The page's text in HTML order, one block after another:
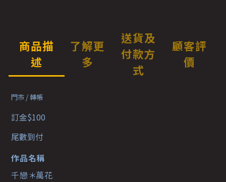
商品描
述
了解更
多
送貨及
付款方
式
顧客評
價
門市 / 轉帳
訂金$100
尾數到付
作品名稱
千戀＊萬花